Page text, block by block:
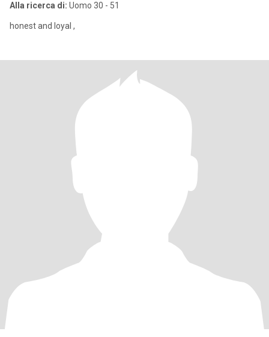
Alla ricerca di: Uomo 30 - 51
honest and loyal ,